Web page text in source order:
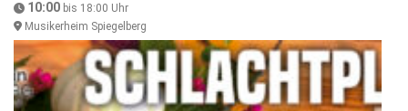
10:00 bis 18:00 Uhr
Musikerheim Spiegelberg